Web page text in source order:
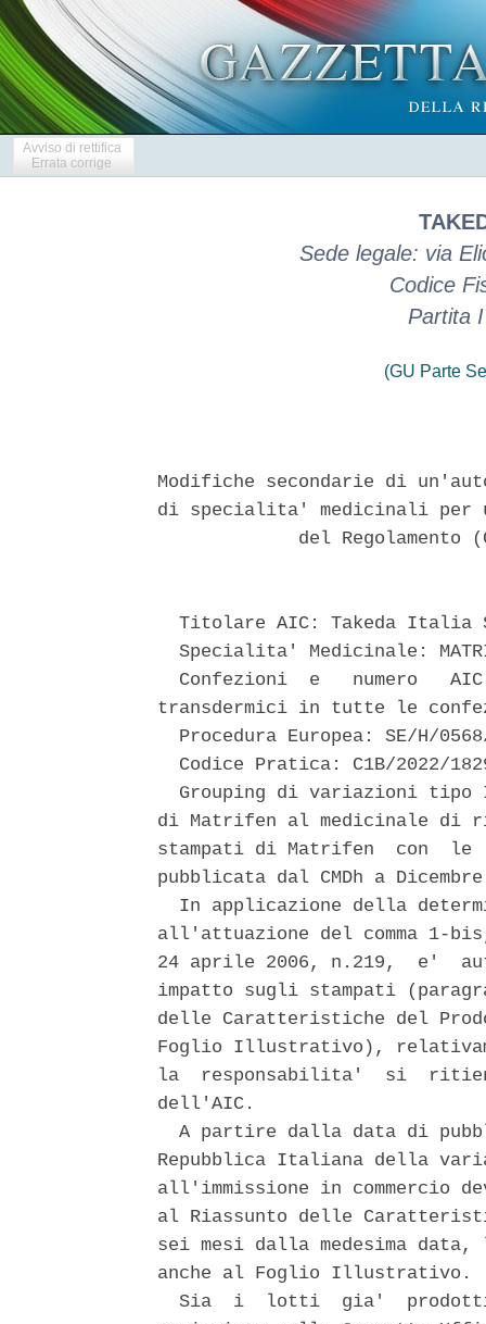
Avviso di rettifica
Errata corrige
Sede legale: via
Codice
Partita
(GU Parte
Modifiche secondarie di
di specialita' medicinali per
del Regolamento
Titolare AIC: Takeda Italia
Specialita' Medicinale:
Confezioni  e   numero
transdermici in tutte le
Procedura Europea: SE/H/
Codice Pratica: C1B/2022/
Grouping di variazioni tipo
di Matrifen al medicinale di
stampati di Matrifen  con  le
pubblicata dal CMDh a
In applicazione della
all'attuazione del comma 1-
24 aprile 2006, n.219,  e'
impatto sugli stampati
delle Caratteristiche del
Foglio Illustrativo),
la  responsabilita'  si
dell'AIC.
A partire dalla data di
Repubblica Italiana della
all'immissione in commercio
al Riassunto delle
sei mesi dalla medesima
anche al Foglio Illustrativo.
Sia  i  lotti  gia'